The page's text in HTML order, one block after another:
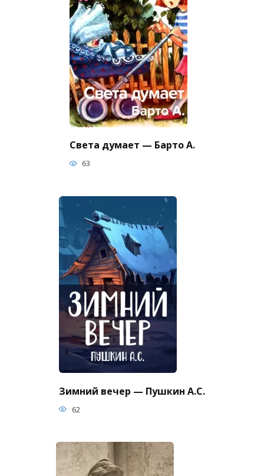
Света думает — Барто А.
63
Зимний вечер — Пушкин А.С.
62